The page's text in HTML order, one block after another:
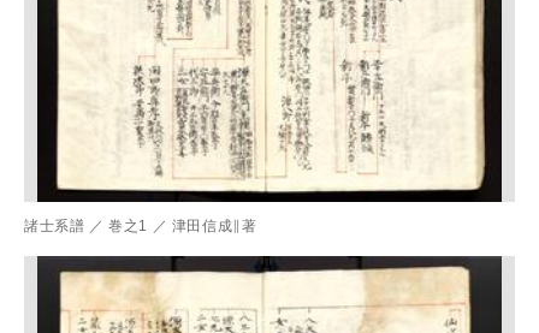
諸士系譜 ／ 巻之1 ／ 津田信成∥著